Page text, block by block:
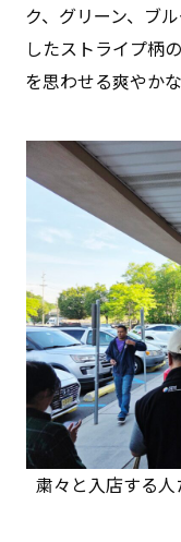
ク、グリーン、ブ
したストライプ柄
を思わせる爽やか
粛々と入店する